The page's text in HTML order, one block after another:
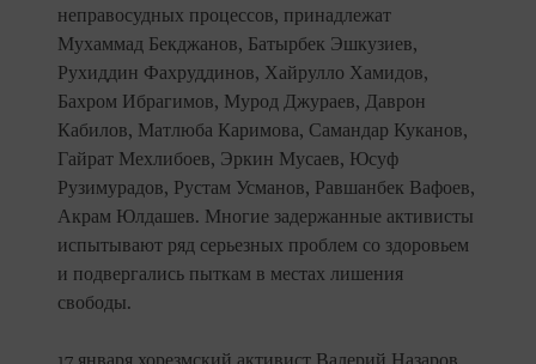
неправосудных процессов, принадлежат
Мухаммад Бекджанов, Батырбек Эшкузиев,
Рухиддин Фахруддинов, Хайрулло Хамидов,
Бахром Ибрагимов, Мурод Джураев, Даврон
Кабилов, Матлюба Каримова, Самандар Куканов,
Гайрат Мехлибоев, Эркин Мусаев, Юсуф
Рузимурадов, Рустам Усманов, Равшанбек Вафоев,
Акрам Юлдашев. Многие задержанные активисты
испытывают ряд серьезных проблем со здоровьем
и подвергались пыткам в местах лишения
свободы.